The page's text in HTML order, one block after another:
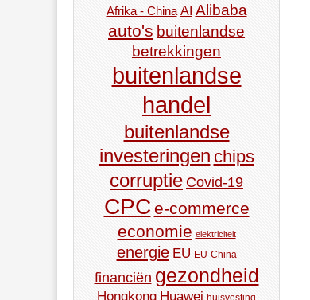
Afrika - China AI Alibaba
auto's buitenlandse
betrekkingen
buitenlandse
handel
buitenlandse
investeringen chips
corruptie Covid-19
CPC e-commerce
economie elektriciteit
energie EU EU-China
financiën gezondheid
Hongkong Huawei huisvesting